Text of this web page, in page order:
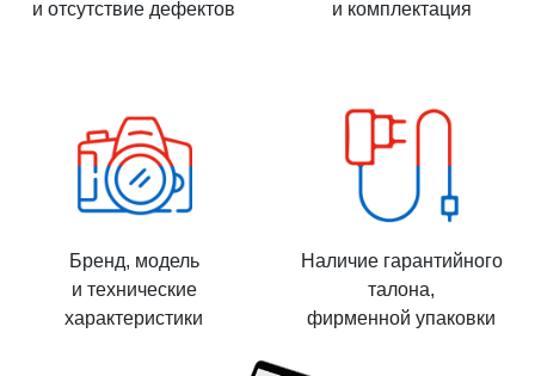
и отсутствие дефектов
и комплектация
Бренд, модель
и технические
характеристики
Наличие гарантийного
талона,
фирменной упаковки